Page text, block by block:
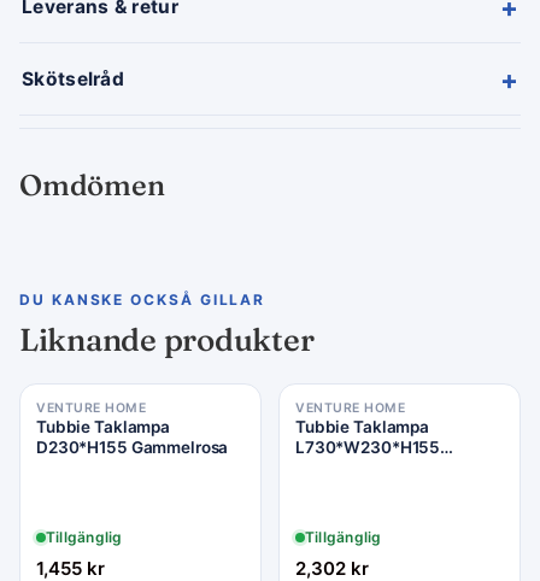
Leverans & retur +
Skötselråd +
Omdömen
DU KANSKE OCKSÅ GILLAR
Liknande produkter
VENTURE HOME
Tubbie Taklampa
D230*H155 Gammelrosa
Tillgänglig
1,455 kr
VENTURE HOME
Tubbie Taklampa
L730*W230*H155
Tillgänglig
2,302 kr